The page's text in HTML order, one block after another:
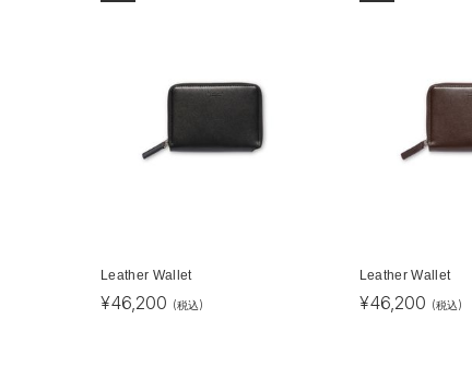
Leather Wallet
¥46,200 (税込)
Leather Wallet
¥46,200 (税込)